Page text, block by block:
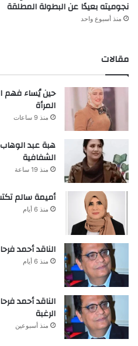
نجوميته بعيدًا عن البطولة المطلقة
منذ أسبوع واحد
مقالات
حين يُساء فهم
المرأة
منذ 9 ساعات
هبة عبد
الشفافية
منذ 19 ساعة
أميمة سالم
منذ 6 أيام
الناقد أحمد
منذ 6 أيام
الناقد أحمد
الرغبة
منذ أسبوعين